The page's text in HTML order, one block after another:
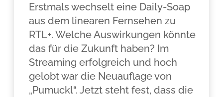
Erstmals wechselt eine Daily-Soap
aus dem linearen Fernsehen zu
RTL+. Welche Auswirkungen könnte
das für die Zukunft haben? Im
Streaming erfolgreich und hoch
gelobt war die Neuauflage von
„Pumuckl“. Jetzt steht fest, dass die